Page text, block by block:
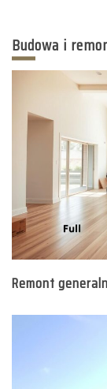
Budowa i
Remont